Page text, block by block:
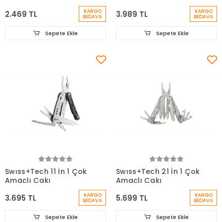
2.469 TL KARGO
BEDAVA
Sepete Ekle
3.989 TL KARGO
BEDAVA
Sepete Ekle
Swıss+Tech 11 İn 1 Çok
Amaçlı Çakı
3.695 TL KARGO
BEDAVA
Sepete Ekle
Swıss+Tech 21 İn 1 Çok
Amaçlı Çakı
5.699 TL KARGO
BEDAVA
Sepete Ekle